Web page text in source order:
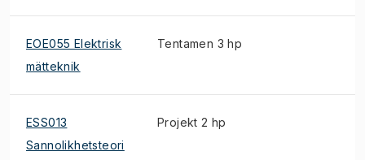
EOE055 Elektrisk
mätteknik
Tentamen 3 hp
ESS013
Sannolikhetsteori
Projekt 2 hp